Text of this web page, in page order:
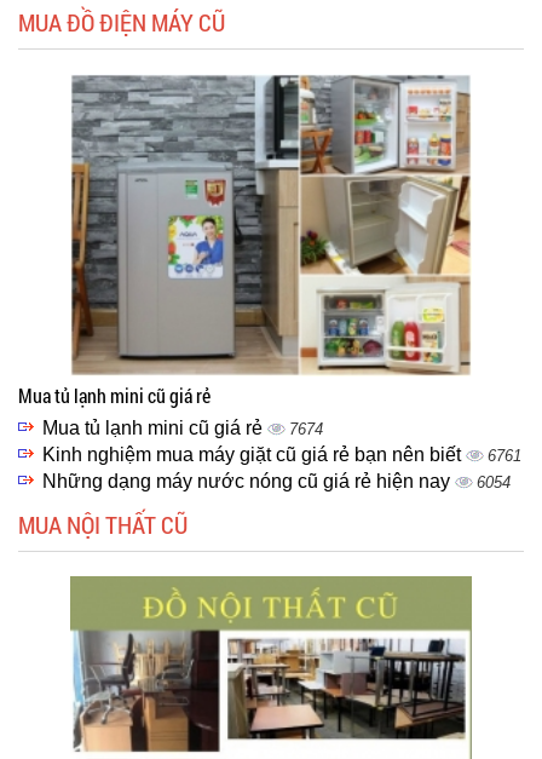
MUA ĐỒ ĐIỆN MÁY CŨ
Mua tủ lạnh mini cũ giá rẻ
Mua tủ lạnh mini cũ giá rẻ 7674
Kinh nghiệm mua máy giặt cũ giá rẻ bạn nên biết 6761
Những dạng máy nước nóng cũ giá rẻ hiện nay 6054
MUA NỘI THẤT CŨ